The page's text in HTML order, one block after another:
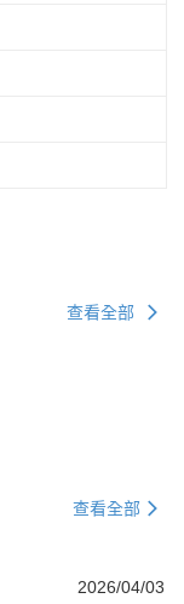
查看全部
查看全部
2026/04/03